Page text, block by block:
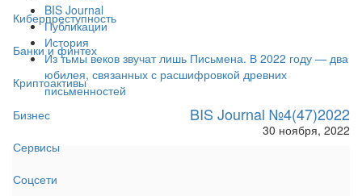
Киберпреступность
Банки и финтех
Криптоактивы
Бизнес
Сервисы
Соцсети
BIS Journal
Публикации
История
Из тьмы веков звучат лишь Письмена. В 2022 году — два
юбилея, связанных с расшифровкой древних
письменностей
BIS Journal №4(47)2022
30 ноября, 2022